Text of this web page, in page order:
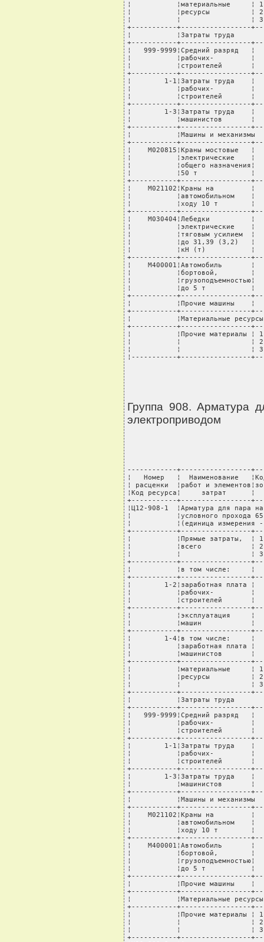
Группа 908. Арматура
электроприводом
------------+-----------------+----T---------+-------+---------+----------+---------
¦   Номер   ¦  Наименование   ¦Код ¦ Единица ¦ Норма ¦Стоимость¦  Всего   ¦В том числе: ¦
¦ расценки  ¦работ и элементов¦зоны¦измерения¦расхода¦единицы, ¦стоимость,¦транспортные ¦
¦Код ресурса¦     затрат      ¦    ¦         ¦       ¦  руб.   ¦   руб.   ¦расходы, руб.¦
+-----------+-----------------+----+---------+-------+---------+----------+-------------+
¦Ц12-908-1  ¦Арматура для пара на условное давление 20 МПа с электроприводом, диаметр   ¦
¦           ¦условного прохода 65 мм                                                    ¦
¦           ¦(единица измерения - шт)                                                   ¦
+-----------+-----------------+----T---------+-------+---------+----------+-------------+
¦           ¦Прямые затраты,  ¦ 1  ¦   руб.  ¦       ¦         ¦    100248¦          824¦
¦           ¦всего            ¦ 2  ¦         ¦       ¦         ¦    101621¦         2167¦
¦           ¦                 ¦ 3  ¦         ¦       ¦         ¦    100599¦         1168¦
+-----------+-----------------+----+---------+-------+---------+----------+-------------+
¦           ¦в том числе:     ¦    ¦         ¦       ¦         ¦          ¦             ¦
+-----------+-----------------+----+---------+-------+---------+----------+-------------+
¦        1-2¦заработная плата ¦    ¦   руб.  ¦       ¦         ¦     57196¦             ¦
¦           ¦рабочих-         ¦    ¦         ¦       ¦         ¦          ¦             ¦
¦           ¦строителей       ¦    ¦         ¦       ¦         ¦          ¦             ¦
+-----------+-----------------+----+---------+-------+---------+----------+-------------+
¦           ¦эксплуатация     ¦    ¦   руб.  ¦       ¦         ¦     15865¦             ¦
¦           ¦машин            ¦    ¦         ¦       ¦         ¦          ¦             ¦
+-----------+-----------------+----+---------+-------+---------+----------+-------------+
¦        1-4¦в том числе:     ¦    ¦   руб.  ¦       ¦         ¦       930¦             ¦
¦           ¦заработная плата ¦    ¦         ¦       ¦         ¦          ¦             ¦
¦           ¦машинистов       ¦    ¦         ¦       ¦         ¦          ¦             ¦
+-----------+-----------------+----+---------+-------+---------+----------+-------------+
¦           ¦материальные     ¦ 1  ¦   руб.  ¦       ¦         ¦     27187¦          824¦
¦           ¦ресурсы          ¦ 2  ¦         ¦       ¦         ¦     28560¦         2167¦
¦           ¦                 ¦ 3  ¦         ¦       ¦         ¦     27538¦         1168¦
+-----------+-----------------+----+---------+-------+---------+----------+-------------+
¦           ¦Затраты труда                                                              ¦
+-----------+-----------------+----T---------+-------+---------+----------+-------------+
¦   999-9999¦Средний разряд   ¦    ¦         ¦    4,9¦         ¦          ¦             ¦
¦           ¦рабочих-         ¦    ¦         ¦       ¦         ¦          ¦             ¦
¦           ¦строителей       ¦    ¦         ¦       ¦         ¦          ¦             ¦
+-----------+-----------------+----+---------+-------+---------+----------+-------------+
¦        1-1¦Затраты труда    ¦    ¦  чел.-ч ¦     22¦         ¦          ¦             ¦
¦           ¦рабочих-         ¦    ¦         ¦       ¦         ¦          ¦             ¦
¦           ¦строителей       ¦    ¦         ¦       ¦         ¦          ¦             ¦
+-----------+-----------------+----+---------+-------+---------+----------+-------------+
¦        1-3¦Затраты труда    ¦    ¦  чел.-ч ¦   0,34¦         ¦          ¦             ¦
¦           ¦машинистов       ¦    ¦         ¦       ¦         ¦